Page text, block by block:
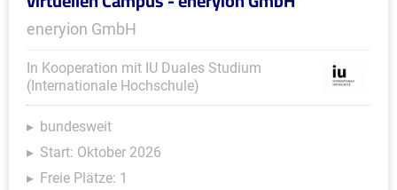
eneryion GmbH
In Kooperation mit IU Duales Studium
(Internationale Hochschule)
bundesweit
Start: Oktober 2026
Freie Plätze: 1